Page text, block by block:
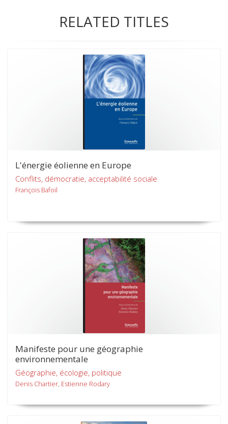
RELATED TITLES
L'énergie éolienne en Europe
Conflits, démocratie, acceptabilité sociale
François Bafoil
Manifeste pour une géographie
environnementale
Géographie, écologie, politique
Denis Chartier, Estienne Rodary